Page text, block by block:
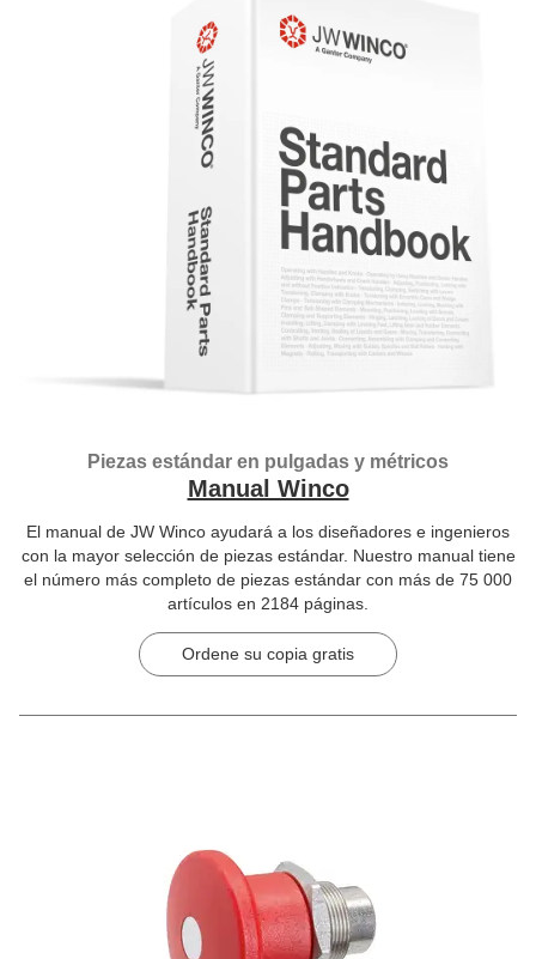
Piezas estándar en pulgadas y métricos
Manual Winco
El manual de JW Winco ayudará a los diseñadores e ingenieros
con la mayor selección de piezas estándar. Nuestro manual tiene
el número más completo de piezas estándar con más de 75 000
artículos en 2184 páginas.
Ordene su copia gratis